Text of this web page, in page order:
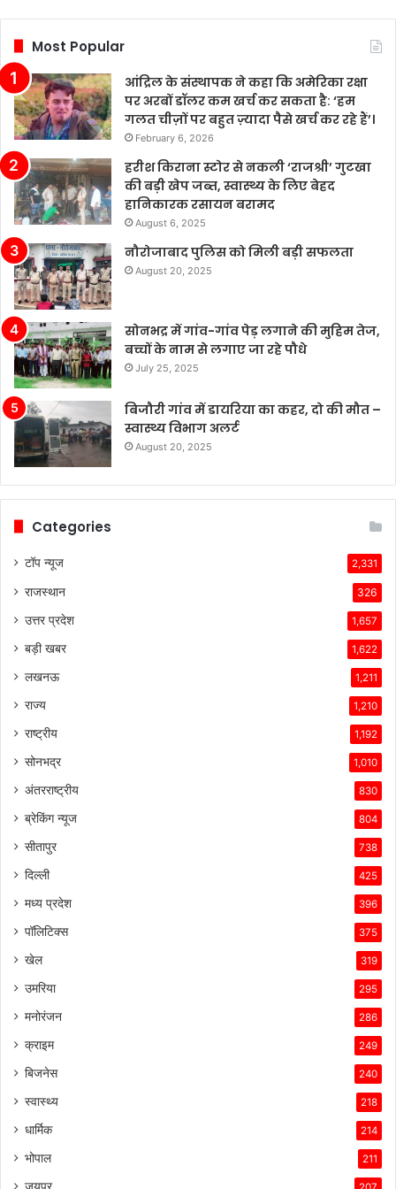
हालांकि
उद्योग
में
कई
चुनौतियाँ
मौजूद
हैं।
चीन
के
बढ़ते
में
टेस्ला
की
बिक्री
लगातार
मजबूत
बनी
हुई
है,
जबकि
अन्य
कंपनियां
समस्याओं
सामना
Most Popular
आंद्रिल के संस्थापक ने कहा कि अमेरिका रक्षा
पर अरबों डॉलर कम खर्च कर सकता है: ‘हम
गलत चीज़ों पर बहुत ज़्यादा पैसे खर्च कर रहे हैं’।
February 6, 2026
हरीश किराना स्टोर से नकली ‘राजश्री’ गुटखा
की बड़ी खेप जब्त, स्वास्थ्य के लिए बेहद
हानिकारक रसायन बरामद
August 6, 2025
नौरोजाबाद पुलिस को मिली बड़ी सफलता
August 20, 2025
सोनभद्र में गांव-गांव पेड़ लगाने की मुहिम तेज,
बच्चों के नाम से लगाए जा रहे पौधे
July 25, 2025
बिजौरी गांव में डायरिया का कहर, दो की मौत –
स्वास्थ्य विभाग अलर्ट
August 20, 2025
Categories
टॉप न्यूज 2,331
राजस्थान 326
उत्तर प्रदेश 1,657
बड़ी खबर 1,622
लखनऊ 1,211
राज्य 1,210
राष्ट्रीय 1,192
सोनभद्र 1,010
अंतरराष्ट्रीय 830
ब्रेकिंग न्यूज 804
सीतापुर 738
दिल्ली 425
मध्य प्रदेश 396
पॉलिटिक्स 375
खेल 319
उमरिया 295
मनोरंजन 286
क्राइम 249
बिजनेस 240
स्वास्थ्य 218
धार्मिक 214
भोपाल 211
जयपुर